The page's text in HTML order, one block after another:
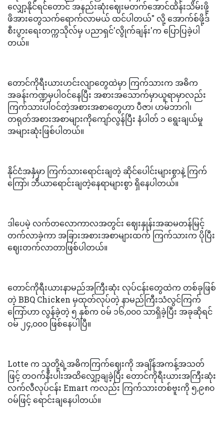
လျှော့နိုင်ရင်တောင် အနည်းဆုံးဈေးမတက်အောင်ထိန်းသိမ်းဖို့
ဖိအားတွေသက်ရောက်လာမယ် ထင်ပါတယ်" လို့ အောက်စ်ဖို့ဒ်
စီးပွားရေးတက္ကသိုလ်မှ ပညာရှင်'လွိုက်ချန်း'က ပြောပြခဲ့ပါ
တယ်။
တောင်ကိုရီးယားဟင်းလျာတွေထဲမှာ ကြက်သားက အဓိက
အခန်းကဏ္ဍမှပါဝင်နေပြီး အစားအသောက်မှာယူရာမှာလည်း
ကြက်သားပါဝင်တဲ့အစားအစာတွေဟာ ပီဇာ၊ ဟမ်ဘာဂါ၊
တရုတ်အစားအစာများကိုကျော်လွန်ပြီး နံပါတ် ၁ ရွေးချယ်မှု
အများဆုံးဖြစ်ပါတယ်။
နိုင်ငံအနှံမှာ ကြက်သားရောင်းချတဲ့ ဆိုင်ပေါင်းများစွာနဲ့ ကြက်
ကြော်၊ ဘီယာရောင်းချတဲ့နေရာများစွာ ရှိနေပါတယ်။
ဒါပေမဲ့ လက်တလောကာလအတွင်း ဈေးနှုန်းအဆမတန်မြင့်
တက်လာခဲ့ကာ အခြားအစားအစာများထက် ကြက်သားက ပိုပြီး
ဈေးတက်လာတာဖြစ်ပါတယ်။
တောင်ကိုရီးယားနာမည်အကြီးဆုံး လုပ်ငန်းတွေထဲက တစ်ခုဖြစ်
တဲ့ BBQ Chicken မှထုတ်လုပ်တဲ့ နာမည်ကြီးသံလွင်ကြက်
ကြော်ဟာ လွန်ခဲ့တဲ့ ၅ နှစ်က ဝမ် ၁၆,၀၀၀ သာရှိခဲ့ပြီး အခုဆိုရင်
ဝမ် ၂၄,၀၀၀ ဖြစ်နေပါပြီ။
Lotte က သူတို့ရဲ့အဓိကကြက်ဈေးကို အချိန်အကန့်အသတ်
ဖြင့် တဝက်နီးပါးအထိလျှော့ချခဲ့ပြီး တောင်ကိုရီးယားအကြီးဆုံး
လက်လီလုပ်ငန်း Emart ကလည်း ကြက်သားတစ်ဗူးကို ၅,၉၈၀
ဝမ်ဖြင့် ရောင်းချနေပါတယ်။